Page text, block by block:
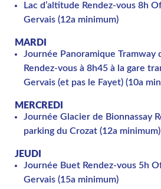
Lac d’altitude Rendez-vous 8h
Gervais (12a minimum)
MARDI
Journée Panoramique Tramway
Rendez-vous à 8h45 à la gare
Gervais (et pas le Fayet) (10a
MERCREDI
Journée Glacier de Bionnassay
parking du Crozat (12a minimum)
JEUDI
Journée Buet Rendez-vous 5h
Gervais (15a minimum)